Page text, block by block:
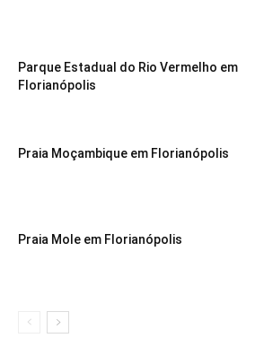
Parque Estadual do Rio Vermelho em
Florianópolis
Praia Moçambique em Florianópolis
Praia Mole em Florianópolis